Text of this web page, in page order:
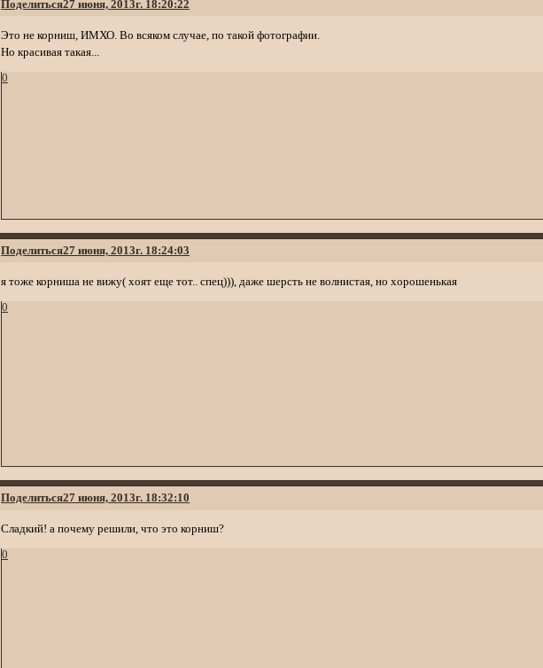
Поделиться27 июня, 2013г. 18:20:22
Это не корниш, ИМХО. Во всяком случае, по такой фотографии.
Но красивая такая...
0
Поделиться27 июня, 2013г. 18:24:03
я тоже корниша не вижу( хоят еще тот.. спец))), даже шерсть не волнистая, но хорошенькая
0
Поделиться27 июня, 2013г. 18:32:10
Сладкий! а почему решили, что это корниш?
0